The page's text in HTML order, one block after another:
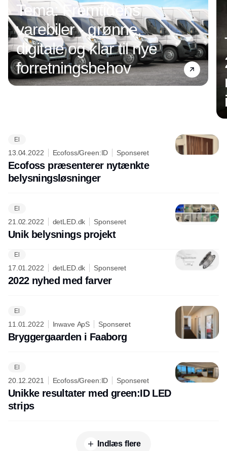
Tema: Fremtidens
varebiler - grønne,
digitale og klar til nye
forretningsbehov
El
13.04.2022 Ecofoss/Green:ID Sponseret
Ecofoss præsenterer nytænkte
belysningsløsninger
El
21.02.2022 detLED.dk Sponseret
Unik belysnings projekt
El
17.01.2022 detLED.dk Sponseret
2022 nyhed med farver
El
11.01.2022 Inwave ApS Sponseret
Bryggergaarden i Faaborg
El
20.12.2021 Ecofoss/Green:ID Sponseret
Unikke resultater med green:ID LED
strips
Indlæs flere